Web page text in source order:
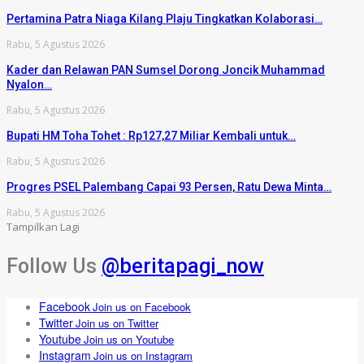
Pertamina Patra Niaga Kilang Plaju Tingkatkan Kolaborasi…
Rabu, 5 Agustus 2026
Kader dan Relawan PAN Sumsel Dorong Joncik Muhammad
Nyalon…
Rabu, 5 Agustus 2026
Bupati HM Toha Tohet : Rp127,27 Miliar Kembali untuk…
Rabu, 5 Agustus 2026
Progres PSEL Palembang Capai 93 Persen, Ratu Dewa Minta…
Rabu, 5 Agustus 2026
Tampilkan Lagi
Follow Us @beritapagi_now
FacebookJoin us on Facebook
TwitterJoin us on Twitter
YoutubeJoin us on Youtube
Instagram Join us on Instagram